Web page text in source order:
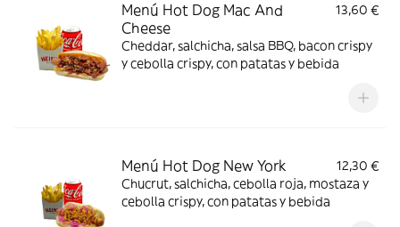
Menú Hot Dog Mac And
Cheese
13,60 €
Cheddar, salchicha, salsa BBQ, bacon crispy
y cebolla crispy, con patatas y bebida
Menú Hot Dog New York
12,30 €
Chucrut, salchicha, cebolla roja, mostaza y
cebolla crispy, con patatas y bebida